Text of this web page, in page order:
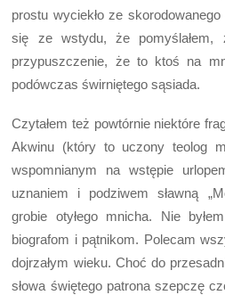
prostu wyciekło ze
się ze wstydu, że pomyślałem,
przypuszczenie, że to ktoś na
podówczas świrniętego sąsiada.
Czytałem też powtórnie niektóre
Akwinu (który to uczony teolog
wspomnianym na wstępie
uznaniem i podziwem sławną
grobie otyłego mnicha. Nie
biografom i pątnikom. Polecam
dojrzałym wieku. Choć do
słowa świętego patrona szepczę